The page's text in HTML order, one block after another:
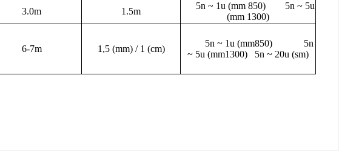
3.0m 1.5m
5n ~ 1u (mm 850) 5n ~ 5u
(mm 1300)
6-7m 1,5 (mm) / 1 (cm)
5n ~ 1u (mm850) 5n
~ 5u (mm1300) 5n ~ 20u (sm)